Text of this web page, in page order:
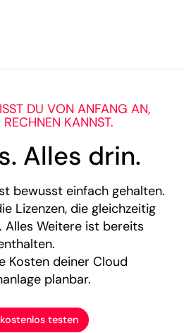
DU VON ANFANG AN, W
KANNST.
Alles drin.
bewusst einfach gehalten.
Lizenzen, die gleichzeitig
Alles Weitere ist bereits
Kosten deiner Cloud
planbar.
testen